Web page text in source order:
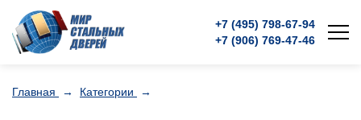
+7 (495) 798-67-94
+7 (906) 769-47-46
Главная → Категории →